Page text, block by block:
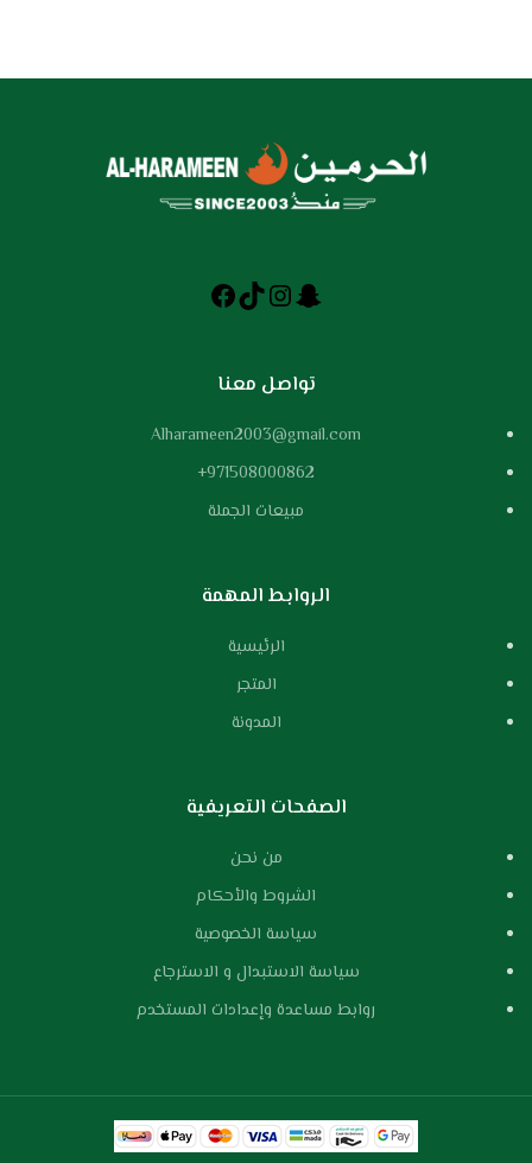
تواصل معنا
Alharameen2003@gmail.com
971508000862+
مبيعات الجملة
الروابط المهمة
الرئيسية
المتجر
المدونة
الصفحات التعريفية
من نحن
الشروط والأحكام
سياسة الخصوصية
سياسة الاستبدال و الاسترجاع
روابط مساعدة وإعدادات المستخدم